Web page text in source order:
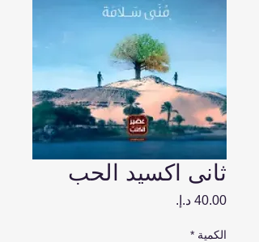
ثانى اكسيد الحب
الكمية *